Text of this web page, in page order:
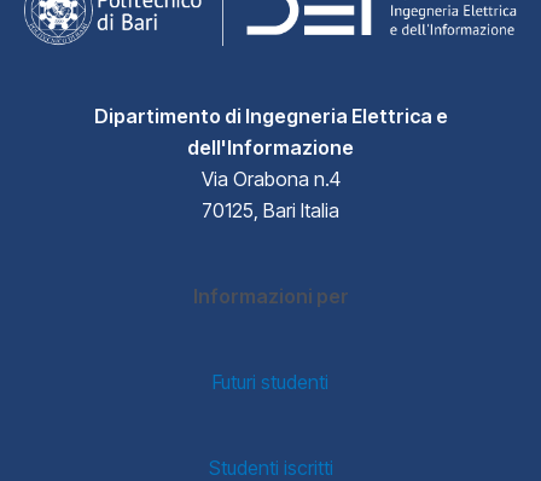
Dipartimento di Ingegneria Elettrica e
dell'Informazione
Via Orabona n.4
70125, Bari Italia
Informazioni per
Futuri studenti
Studenti iscritti